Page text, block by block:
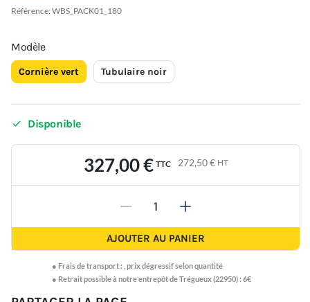
Référence: WBS_PACK01_180
Modèle
Cornière vert Tubulaire noir
 Disponible
327,00 € TTC 272,50 € HT
- +
AJOUTER AU PANIER
● Frais de transport : prix dégressif selon quantité
● Retrait possible à notre entrepôt de Trégueux (22950) : 6€